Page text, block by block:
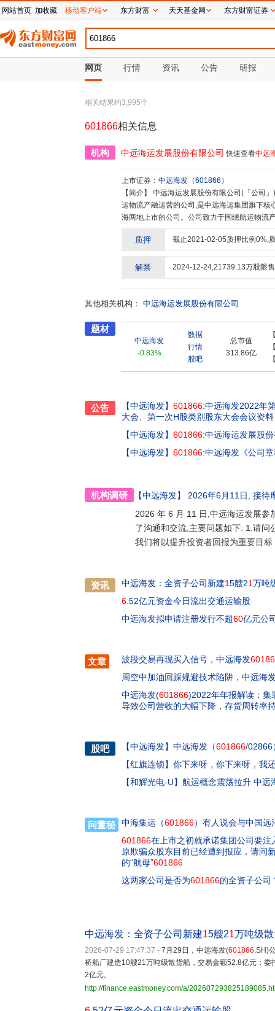
网页 行情 资讯 公告 研报
相关结果约3,995个
601866相关信息
机构 中远海运发展股份有限公司 快速查看中远
上市证券： 中远海发 （601866 ）
【简介】
运物流产融运营的公司,是中远海运集团旗下
海两地上市的公司。公司致力于围绕航运物流
产销售,设计年产能超过140万TEU,位居世界
主要从事各类型的集装箱租赁、管理和销售,
租赁,在产业系船舶租赁领域位居国内市场前
展,挖掘投资机会,努力实现资本与产业的协同
价值观,充分发挥航运产业链优势,扩大航运物
质押 截止2021-02-05质押比例0%,
解禁 2024-12-24,21739.13万股限
其他相关机构： 中远海运发展股份有限公司
题材
中远海发
-0.83%
数据
行情
股吧
总市值
313.86亿
公告 【中远海发】 601866:中远海发2022年
大会、第一次H股类别股东大会会议资料
【中远海发】 601866:中远海运发展股
【中远海发】 601866:中远海发《公司
机构调研 【中远海发】 2026年6月11日 , 接待
2026 年 6 月 11 日,中远海运发展参
了沟通和交流,主要问题如下: 1.请
我们将以提升投资者回报为重要目标
资讯 中远海发：全资子公司新建15艘21万吨
6 .52亿元资金今日流出交通运输股
中远海发拟申请注册发行不超60亿元公
文章 波段交易再现买入信号，中远海发
周空中加油回踩规避技术陷阱，中远海
中远海发(601866)2022年年报解读：集
导致公司营收的大幅下降，存货周转率
股吧 【中远海发】 中远海发（601866/02866
【红旗连锁】 你下来呀，你下来呀，我
【和辉光电-U】 航运概念震荡拉升 中
问董秘 中海集运（601866）有人说会与中国
601866在上市之初就承诺集团公司要
原欺骗众股东目前已经遭到报应，请问
的“航母”601866
这两家公司是否为601866的全资子公司
中远海发：全资子公司新建15艘21万吨级
2026-07-29 17:47:37 - 7月29日，中远海发(601866.SH)
桥船厂建造10艘21万吨级散货船，交易金额52.8亿元；
2亿元。
http://finance.eastmoney.com/a/
网站首页 加收藏 移动客户端 东方财富 天天基金网 东方财富证券